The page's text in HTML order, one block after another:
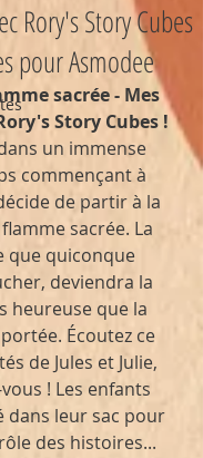
Rory's Story Cubes
pour Asmodee
sacrée - Mes
Story Cubes !
un immense
commençant à
de partir à la
sacrée. La
que quiconque
deviendra la
heureuse que la
Écoutez ce
de Jules et Julie,
! Les enfants
dans leur sac pour
des histoires...